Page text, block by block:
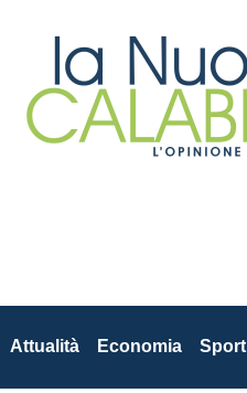
Attualità Economia Sport